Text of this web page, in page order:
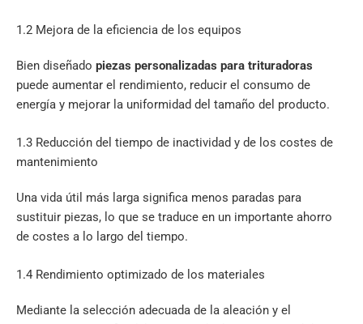
1.2 Mejora de la eficiencia de los equipos
Bien diseñado piezas personalizadas para trituradoras
puede aumentar el rendimiento, reducir el consumo de
energía y mejorar la uniformidad del tamaño del producto.
1.3 Reducción del tiempo de inactividad y de los costes de
mantenimiento
Una vida útil más larga significa menos paradas para
sustituir piezas, lo que se traduce en un importante ahorro
de costes a lo largo del tiempo.
1.4 Rendimiento optimizado de los materiales
Mediante la selección adecuada de la aleación y el